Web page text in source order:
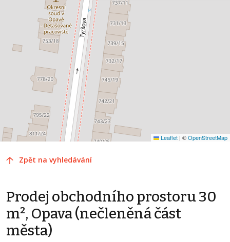
Leaflet | ©OpenStreetMap
Zpět na vyhledávání
Prodej obchodního prostoru 30
m², Opava (nečleněná část
města)